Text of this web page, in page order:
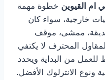
ام القيوين خطوة مهمة
خارجية، سواء كان
حديقة، ممشى، موقف
المحترف لا يكتفي
من البداية ويحدد
ونوع الانترلوك الأفضل.